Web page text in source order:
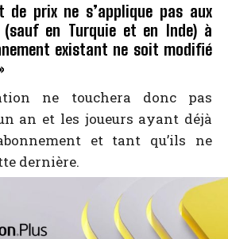
de prix ne s’applique pas aux
(sauf en Turquie et en Inde) à
existant ne soit modifié
ne touchera donc pas
an et les joueurs ayant déjà
et tant qu’ils ne
dernière.